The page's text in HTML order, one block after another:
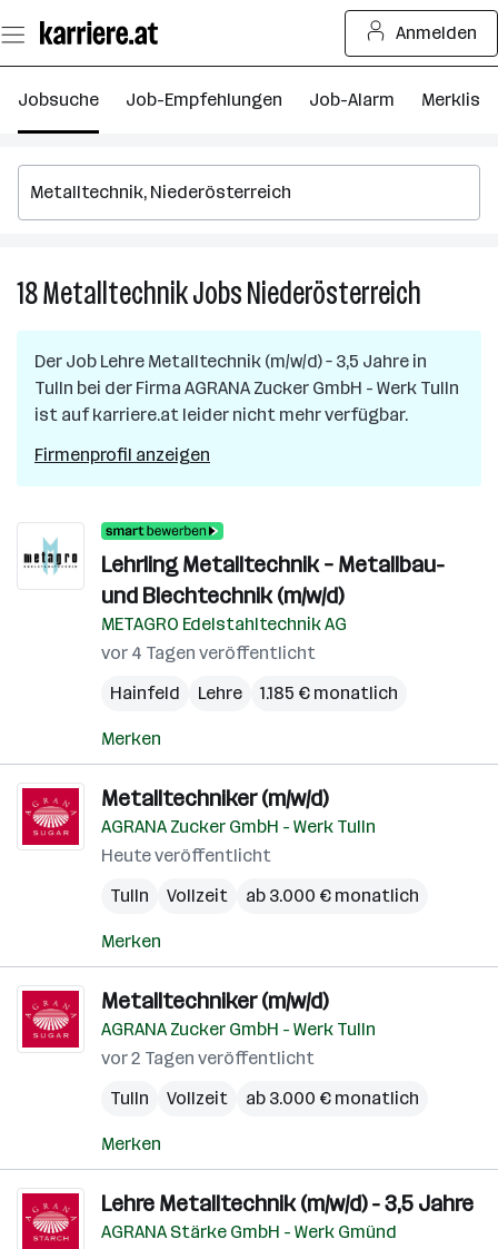
Seiteninhalt
springen
Anmelden
Jobsuche Job-Empfehlungen Job-Alarm Merkliste
18MetalltechnikJobsNiederösterreich
in
Der Job Lehre Metalltechnik (m/w/d) – 3,5 Jahre in
Tulln bei der Firma AGRANA Zucker GmbH - Werk Tulln
ist auf karriere.at leider nicht mehr verfügbar.
Firmenprofil anzeigen
Lehrling Metalltechnik – Metallbau-
und Blechtechnik (m/w/d)
METAGRO Edelstahltechnik AG
vor 4 Tagen veröffentlicht
Hainfeld
Lehre 1.185 € monatlich
Merken
Metalltechniker (m/w/d)
AGRANA Zucker GmbH - Werk Tulln
Heute veröffentlicht
Tulln
Vollzeit ab 3.000 € monatlich
Merken
Metalltechniker (m/w/d)
AGRANA Zucker GmbH - Werk Tulln
vor 2 Tagen veröffentlicht
Tulln
Vollzeit ab 3.000 € monatlich
Merken
Lehre Metalltechnik (m/w/d) - 3,5 Jahre
AGRANA Stärke GmbH - Werk Gmünd